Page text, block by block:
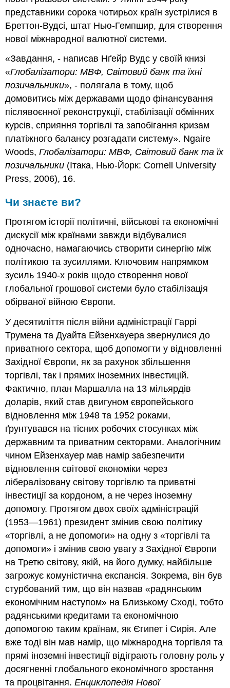
представники сорока чотирьох країн зустрілися в
Бреттон-Вудсі, штат Нью-Гемпшир, для створення
нової міжнародної валютної системи.
«Завдання, - написав Нґейр Вудс у своїй книзі
«Глобалізатори: МВФ, Світовий банк та їхні
позичальники», - полягала в тому, щоб
домовитись між державами щодо фінансування
післявоєнної реконструкції, стабілізації обмінних
курсів, сприяння торгівлі та запобігання кризам
платіжного балансу розгадати систему». Ngaire
Woods,Глобалізатори: МВФ, Світовий банк та їх
позичальники (Ітака, Нью-Йорк: Cornell University
Press, 2006), 16.
Чи знаєте ви?
Протягом історії політичні, військові та економічні
дискусії між країнами завжди відбувалися
одночасно, намагаючись створити синергію між
політикою та зусиллями. Ключовим напрямком
зусиль 1940-х років щодо створення нової
глобальної грошової системи було стабілізація
обірваної війною Європи.
У десятиліття після війни адміністрації Гаррі
Трумена та Дуайта Ейзенхауера звернулися до
приватного сектора, щоб допомогти у відновленні
Західної Європи, як за рахунок збільшення
торгівлі, так і прямих іноземних інвестицій.
Фактично, план Маршалла на 13 мільярдів
доларів, який став двигуном європейського
відновлення між 1948 та 1952 роками,
ґрунтувався на тісних робочих стосунках між
державним та приватним секторами. Аналогічним
чином Ейзенхауер мав намір забезпечити
відновлення світової економіки через
лібералізовану світову торгівлю та приватні
інвестиції за кордоном, а не через іноземну
допомогу. Протягом двох своїх адміністрацій
(1953—1961) президент змінив свою політику
«торгівлі, а не допомоги» на одну з «торгівлі та
допомоги» і змінив свою увагу з Західної Європи
на Третю світову, якій, на його думку, найбільше
загрожує комуністична експансія. Зокрема, він був
стурбований тим, що він назвав «радянським
економічним наступом» на Близькому Сході, тобто
радянськими кредитами та економічною
допомогою таким країнам, як Єгипет і Сирія. Але
вже тоді він мав намір, що міжнародна торгівля та
прямі іноземні інвестиції відіграють головну роль у
досягненні глобального економічного зростання
та процвітання.Енциклопедія Нової